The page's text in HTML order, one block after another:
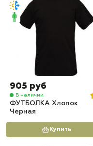
905 руб
В наличии
ФУТБОЛКА Хлопок
Черная
Купить